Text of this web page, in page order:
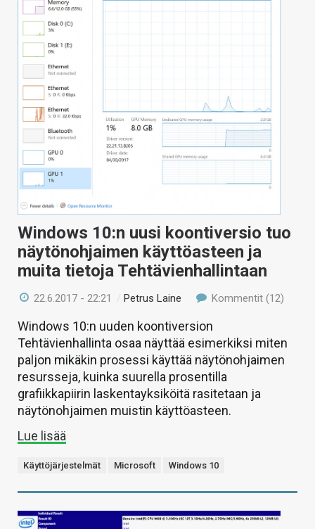
Windows 10:n uusi koontiversio tuo
näytönohjaimen käyttöasteen ja
muita tietoja Tehtävienhallintaan
22.6.2017 - 22:21 /Petrus Laine Kommentit (12)
Windows 10:n uuden koontiversion
Tehtävienhallinta osaa näyttää esimerkiksi miten
paljon mikäkin prosessi käyttää näytönohjaimen
resursseja, kuinka suurella prosentilla
grafiikkapiirin laskentayksiköitä rasitetaan ja
näytönohjaimen muistin käyttöasteen.
Lue lisää
Käyttöjärjestelmät Microsoft Windows 10